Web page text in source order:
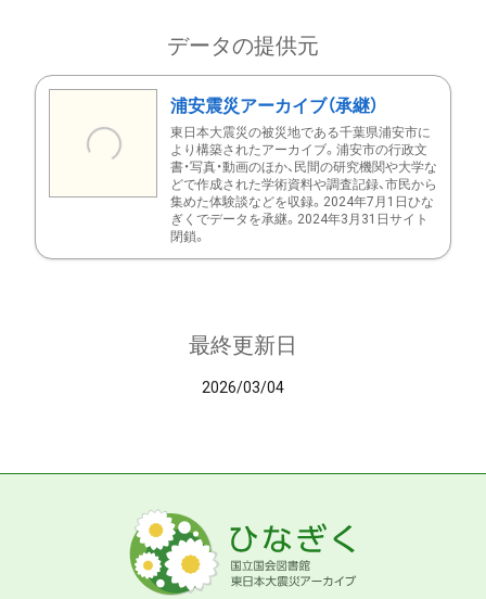
データの提供元
浦安震災アーカイブ（承継）
東日本大震災の被災地である千葉県浦安市に
より構築されたアーカイブ。浦安市の行政文
書・写真・動画のほか、民間の研究機関や大学な
どで作成された学術資料や調査記録、市民から
集めた体験談などを収録。2024年7月1日ひな
ぎくでデータを承継。2024年3月31日サイト
閉鎖。
最終更新日
2026/03/04